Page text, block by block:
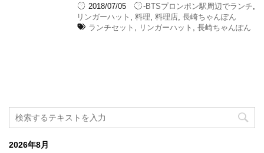
2018/07/05 -BTSプロンポン駅周辺でランチ
リンガーハット
料理 料理店 長崎ちゃんぽん
ランチセット
リンガーハット ,長崎ちゃんぽん
2026年8月